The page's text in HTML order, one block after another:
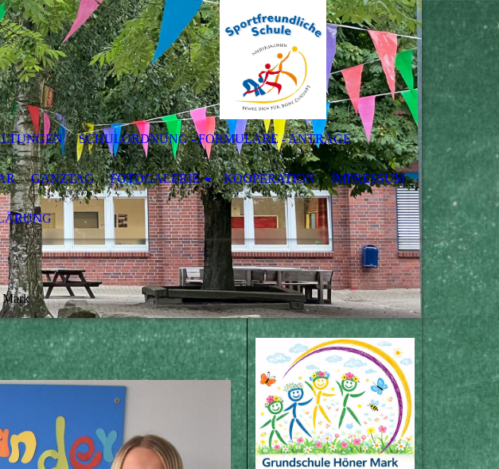
SCHULORDNUNG - FORMULARE - ANTRÄGE
GANZTAG FOTOGALERIE KOOPERATION IMPRESSUM
Mark